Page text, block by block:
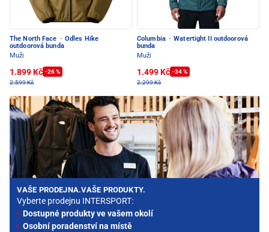
The North Face · Odles Hike
outdoorová bunda
Muži
1.899 Kč -26 %
2.599 Kč
Columbia · Watertight II outdoorová
bunda
Muži
1.499 Kč -34 %
2.299 Kč
VAŠE PRODEJNA.VAŠE PRODUKTY.
Vyberte prodejnu INTERSPORT:
Dostupné produkty ve vašem okolí
Osobní poradenství na místě